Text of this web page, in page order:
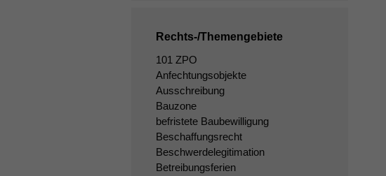
Rechts-/Themengebiete
101 ZPO
Anfechtungsobjekte
Ausschreibung
Bauzone
befristete Baubewilligung
Beschaffungsrecht
Beschwerdelegitimation
Betreibungsferien